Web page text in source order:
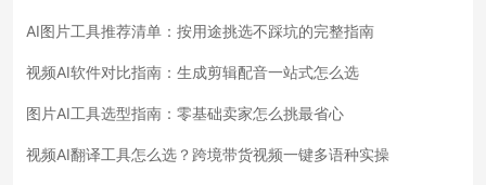
AI图片工具推荐清单：按用途挑选不踩坑的完整指南
视频AI软件对比指南：生成剪辑配音一站式怎么选
图片AI工具选型指南：零基础卖家怎么挑最省心
视频AI翻译工具怎么选？跨境带货视频一键多语种实操